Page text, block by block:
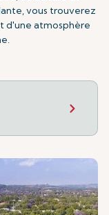
vous trouverez
d'une atmosphère